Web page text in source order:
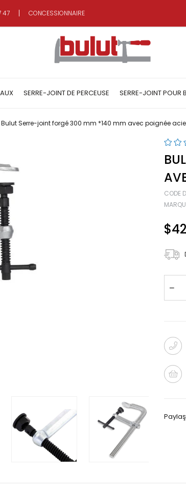
47 CONCESSIONNAIRE
SERRE-JOINT DE PERCEUSE SERRE-JOINT POUR
Bulut Serre-joint forgé 300 mm *140 mm avec poignée
CODE